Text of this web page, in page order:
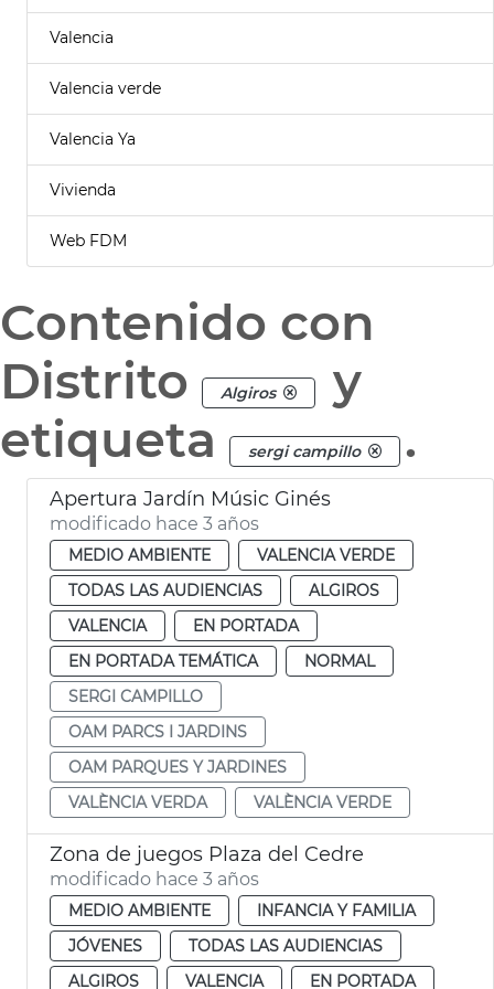
Valencia
Valencia verde
Valencia Ya
Vivienda
Web FDM
Contenido con
Distrito
Algiros
y
etiqueta
sergi campillo .
Apertura Jardín Músic Ginés
modificado hace 3 años
MEDIO AMBIENTE
VALENCIA VERDE
TODAS LAS AUDIENCIAS
ALGIROS
VALENCIA
EN PORTADA
EN PORTADA TEMÁTICA
NORMAL
SERGI CAMPILLO
OAM PARCS I JARDINS
OAM PARQUES Y JARDINES
VALÈNCIA VERDA
VALÈNCIA VERDE
Zona de juegos Plaza del Cedre
modificado hace 3 años
MEDIO AMBIENTE
INFANCIA Y FAMILIA
JÓVENES
TODAS LAS AUDIENCIAS
ALGIROS
VALENCIA EN PORTADA